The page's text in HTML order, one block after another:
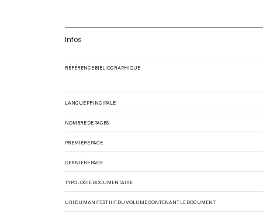
Infos
RÉFÉRENCE BIBLIOGRAPHIQUE
LANGUE PRINCIPALE
NOMBRE DE PAGES
PREMIÈRE PAGE
DERNIÈRE PAGE
TYPOLOGIE DOCUMENTAIRE
URI DU MANIFEST IIIF DU VOLUME CONTENANT LE DOCUMENT